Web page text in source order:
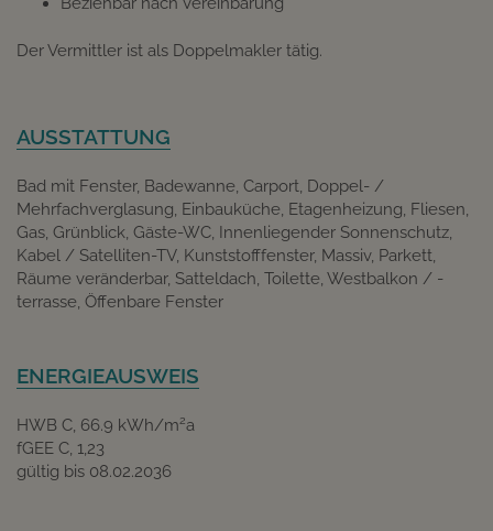
Der Vermittler ist als Doppelmakler tätig.
AUSSTATTUNG
Bad mit Fenster Badewanne Carport Doppel- /
Mehrfachverglasung Einbauküche Etagenheizung Fliesen
Gas Grünblick Gäste-WC Innenliegender Sonnenschutz
Kabel / Satelliten-TV Kunststofffenster Massiv Parkett
Räume veränderbar Satteldach Toilette Westbalkon / -
terrasse Öffenbare Fenster
ENERGIEAUSWEIS
HWB C, 66.9 kWh/m2a
fGEE C, 1,23
gültig bis 08.02.2036